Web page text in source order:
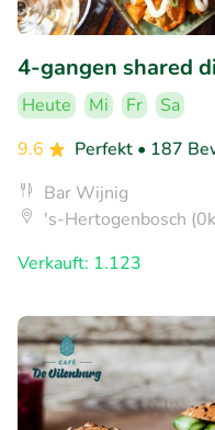
4-gangen shared
Heute Mi Fr
Sa
9.6
Perfekt • 187
Bar Wijnig
's-Hertogenbosch
Verkauft: 1.123